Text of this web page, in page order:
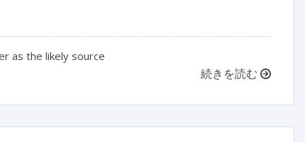
as the likely source
続きを読む